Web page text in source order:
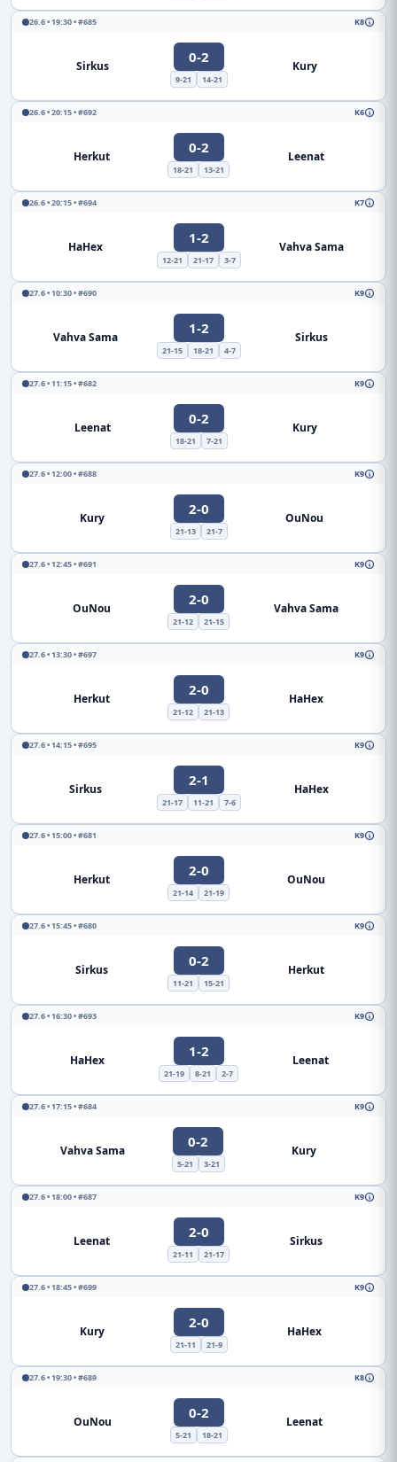
26.6 • 19:30 • #685 K8
Sirkus 0-2
9-21 14-21
Kury
26.6 • 20:15 • #692 K6
Herkut 0-2
18-21 13-21
Leenat
26.6 • 20:15 • #694 K7
HaHex 1-2
12-21 21-17 3-7
Vahva Sama
27.6 • 10:30 • #690 K9
Vahva Sama 1-2
21-15 18-21 4-7
Sirkus
27.6 • 11:15 • #682 K9
Leenat 0-2
18-21 7-21
Kury
27.6 • 12:00 • #688 K9
Kury 2-0
21-13 21-7
OuNou
27.6 • 12:45 • #691 K9
OuNou 2-0
21-12 21-15
Vahva Sama
27.6 • 13:30 • #697 K9
Herkut 2-0
21-12 21-13
HaHex
27.6 • 14:15 • #695 K9
Sirkus 2-1
21-17 11-21 7-6
HaHex
27.6 • 15:00 • #681 K9
Herkut 2-0
21-14 21-19
OuNou
27.6 • 15:45 • #680 K9
Sirkus 0-2
11-21 15-21
Herkut
27.6 • 16:30 • #693 K9
HaHex 1-2
21-19 8-21 2-7
Leenat
27.6 • 17:15 • #684 K9
Vahva Sama 0-2
5-21 3-21
Kury
27.6 • 18:00 • #687 K9
Leenat 2-0
21-11 21-17
Sirkus
27.6 • 18:45 • #699 K9
Kury 2-0
21-11 21-9
HaHex
27.6 • 19:30 • #689 K8
OuNou 0-2
5-21 18-21
Leenat